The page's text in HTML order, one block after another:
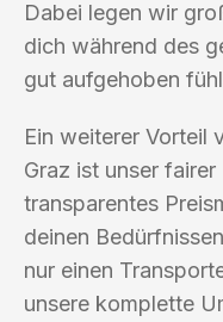
Dabei legen wir
dich während des
gut aufgehoben
Ein weiterer Vorteil
Graz ist unser
transparentes
deinen
nur einen
unsere komplette